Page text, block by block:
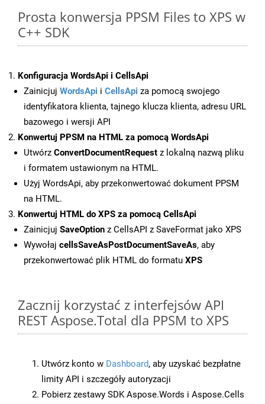
Prosta konwersja PPSM Files to XPS w
C++ SDK
Konfiguracja WordsApi i CellsApi
Zainicjuj WordsApi i CellsApi za pomocą swojego
identyfikatora klienta, tajnego klucza klienta, adresu URL
bazowego i wersji API
Konwertuj PPSM na HTML za pomocą WordsApi
Utwórz ConvertDocumentRequest z lokalną nazwą pliku
i formatem ustawionym na HTML.
Użyj WordsApi, aby przekonwertować dokument PPSM
na HTML.
Konwertuj HTML do XPS za pomocą CellsApi
Zainicjuj SaveOption z CellsAPI z SaveFormat jako XPS
Wywołaj cellsSaveAsPostDocumentSaveAs, aby
przekonwertować plik HTML do formatu XPS
Zacznij korzystać z interfejsów API
REST Aspose.Total dla PPSM to XPS
Utwórz konto w Dashboard, aby uzyskać bezpłatne
limity API i szczegóły autoryzacji
Pobierz zestawy SDK Aspose.Words i Aspose.Cells